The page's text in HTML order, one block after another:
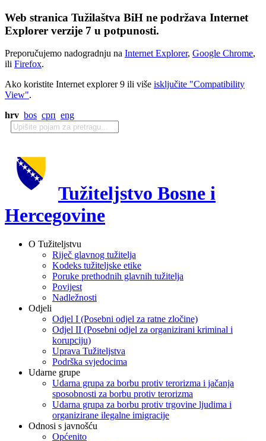
Web stranica Tužilaštva BiH ne podržava Internet
Explorer verzije 7 u potpunosti.
Preporučujemo nadogradnju na Internet Explorer, Google Chrome,
ili Firefox.
Ako koristite Internet explorer 9 ili više isključite "Compatibility
View".
hrv bos срп eng
Tužiteljstvo Bosne i
Hercegovine
O Tužiteljstvu
Riječ glavnog tužitelja
Kodeks tužiteljske etike
Poruke prethodnih glavnih tužitelja
Povijest
Nadležnosti
Odjeli
Odjel I (Posebni odjel za ratne zločine)
Odjel II (Posebni odjel za organizirani kriminal i
korupciju)
Uprava Tužiteljstva
Podrška svjedocima
Udarne grupe
Udarna grupa za borbu protiv terorizma i jačanja
sposobnosti za borbu protiv terorizma
Udarna grupa za borbu protiv trgovine ljudima i
organizirane ilegalne imigracije
Odnosi s javnošću
Općenito